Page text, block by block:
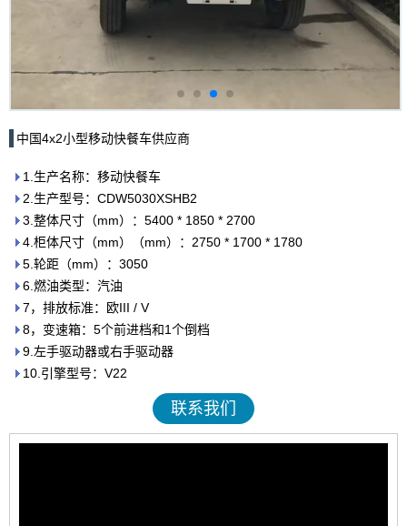
中国4x2小型移动快餐车供应商
1.生产名称：移动快餐车
2.生产型号：CDW5030XSHB2
3.整体尺寸（mm）：5400 * 1850 * 2700
4.柜体尺寸（mm）（mm）：2750 * 1700 * 1780
5.轮距（mm）：3050
6.燃油类型：汽油
7，排放标准：欧III / V
8，变速箱：5个前进档和1个倒档
9.左手驱动器或右手驱动器
10.引擎型号：V22
联系我们